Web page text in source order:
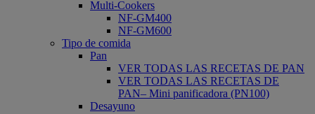
Multi-Cookers
NF-GM400
NF-GM600
Tipo de comida
Pan
VER TODAS LAS RECETAS DE PAN
VER TODAS LAS RECETAS DE
PAN– Mini panificadora (PN100)
Desayuno